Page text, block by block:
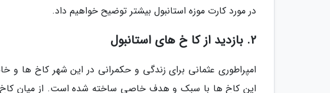
در مورد کارت موزه استانبول بیشتر توضیح خواهیم داد.
2. بازدید از کا خ های استانبول
امپراطوری عثمانی برای زندگی و حکمرانی در این شهر کاخ ها و
این کاخ ها با سبک و هدف خاصی ساخته شده است. از میان کاخ